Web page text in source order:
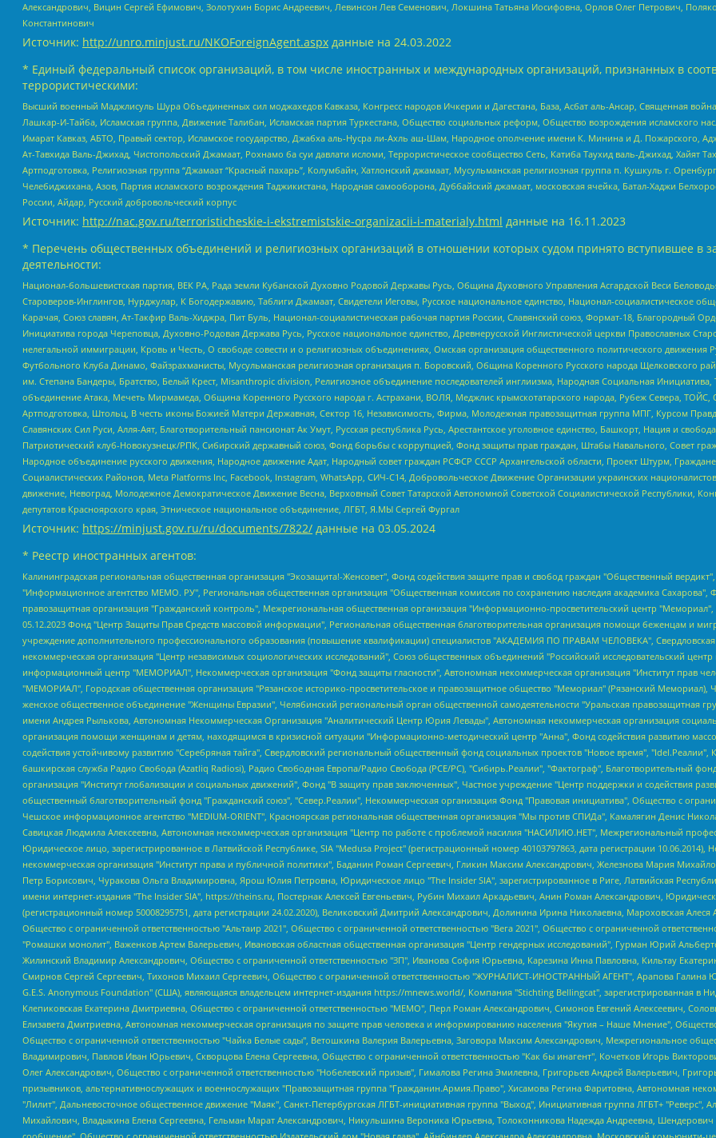
Александрович, Вицин Сергей Ефимович, Золотухин Борис Андреевич, Левинсон Лев Семенович, Локшина Татьяна Иосифовна, Орлов Олег Петрович,
Константинович
Источник: http://unro.minjust.ru/NKOForeignAgent.aspx данные на 24.03.2022
* Единый федеральный список организаций, в том числе иностранных и международных организаций, признанных в
террористическими:
Высший военный Маджлисуль Шура Объединенных сил моджахедов Кавказа, Конгресс народов Ичкерии и Дагестана, База, Асбат аль-Ансар, Священная
Лашкар-И-Тайба, Исламская группа, Движение Талибан, Исламская партия Туркестана, Общество социальных реформ, Общество возрождения исламского
Имарат Кавказ, АБТО, Правый сектор, Исламское государство, Джабха аль-Нусра ли-Ахль аш-Шам, Народное ополчение имени К. Минина и Д. Пожарского,
Ат-Тавхида Валь-Джихад, Чистопольский Джамаат, Рохнамо ба суи давлати исломи, Террористическое сообщество Сеть, Катиба Таухид валь-Джихад,
Артподготовка, Религиозная группа “Джамаат “Красный пахарь”, Колумбайн, Хатлонский джамаат, Мусульманская религиозная группа п. Кушкуль г.
Челебиджихана, Азов, Партия исламского возрождения Таджикистана, Народная самооборона, Дуббайский джамаат, московская ячейка, Батал-Хаджи
России, Айдар, Русский добровольческий корпус
Источник: http://nac.gov.ru/terroristicheskie-i-ekstremistskie-organizacii-i-materialy.html данные на 16.11.2023
* Перечень общественных объединений и религиозных организаций в отношении которых судом принято вступившее в
деятельности:
Национал-большевистская партия, ВЕК РА, Рада земли Кубанской Духовно Родовой Державы Русь, Община Духовного Управления Асгардской Веси
Староверов-Инглингов, Нурджулар, К Богодержавию, Таблиги Джамаат, Свидетели Иеговы, Русское национальное единство, Национал-социалистическое
Карачая, Союз славян, Ат-Такфир Валь-Хиджра, Пит Буль, Национал-социалистическая рабочая партия России, Славянский союз, Формат-18, Благородный
Инициатива города Череповца, Духовно-Родовая Держава Русь, Русское национальное единство, Древнерусской Инглистической церкви Православных
нелегальной иммиграции, Кровь и Честь, О свободе совести и о религиозных объединениях, Омская организация общественного политического движения
Футбольного Клуба Динамо, Файзрахманисты, Мусульманская религиозная организация п. Боровский, Община Коренного Русского народа Щелковского
им. Степана Бандеры, Братство, Белый Крест, Misanthropic division, Религиозное объединение последователей инглиизма, Народная Социальная
объединение Атака, Мечеть Мирмамеда, Община Коренного Русского народа г. Астрахани, ВОЛЯ, Меджлис крымскотатарского народа, Рубеж Севера, ТОЙС,
Артподготовка, Штольц, В честь иконы Божией Матери Державная, Сектор 16, Независимость, Фирма, Молодежная правозащитная группа МПГ, Курсом
Славянских Сил Руси, Алля-Аят, Благотворительный пансионат Ак Умут, Русская республика Русь, Арестантское уголовное единство, Башкорт, Нация и
Патриотический клуб-Новокузнецк/РПК, Сибирский державный союз, Фонд борьбы с коррупцией, Фонд защиты прав граждан, Штабы Навального, Совет
Народное объединение русского движения, Народное движение Адат, Народный совет граждан РСФСР СССР Архангельской области, Проект Штурм,
Социалистических Районов, Meta Platforms Inc, Facebook, Instagram, WhatsApp, СИЧ-С14, Добровольческое Движение Организации украинских
движение, Невоград, Молодежное Демократическое Движение Весна, Верховный Совет Татарской Автономной Советской Социалистической Республики,
депутатов Красноярского края, Этническое национальное объединение, ЛГБТ, Я.МЫ Сергей Фургал
Источник: https://minjust.gov.ru/ru/documents/7822/ данные на 03.05.2024
* Реестр иностранных агентов:
Калининградская региональная общественная организация "Экозащита!-Женсовет", Фонд содействия защите прав и свобод граждан "Общественный вердикт", Фонд "Институт Развития Свободы Информации", Частное учреждение "Информационное агентство МЕМО. РУ", Региональная общественная организация "Общественная комиссия по сохранению наследия академика Сахарова", Фонд поддержки свободы прессы, Санкт-Петербургская общественная правозащитная организация "Гражданский контроль", Межрегиональная общественная организация "Информационно-просветительский центр "Мемориал", Региональный Фонд "Центр Защиты Прав Средств Массовой Информации", с 05.12.2023 Фонд "Центр Защиты Прав Средств массовой информации", Региональная общественная благотворительная организация помощи беженцам и мигрантам "Гражданское содействие", Негосударственное образовательное учреждение дополнительного профессионального образования (повышение квалификации) специалистов "АКАДЕМИЯ ПО ПРАВАМ ЧЕЛОВЕКА", Свердловская региональная общественная организация "Сутяжник", Автономная некоммерческая организация "Центр независимых социологических исследований", Союз общественных объединений "Российский исследовательский центр по правам человека", Региональное общественное учреждение научно-информационный центр "МЕМОРИАЛ", Некоммерческая организация "Фонд защиты гласности", Автономная некоммерческая организация "Институт прав человека", Городская общественная организация "Екатеринбургское общество "МЕМОРИАЛ", Городская общественная организация "Рязанское историко-просветительское и правозащитное общество "Мемориал" (Рязанский Мемориал), Челябинский региональный орган общественной самодеятельности – женское общественное объединение "Женщины Евразии", Челябинский региональный орган общественной самодеятельности "Уральская правозащитная группа", Фонд содействия защите здоровья и социальной справедливости имени Андрея Рылькова, Автономная Некоммерческая Организация "Аналитический Центр Юрия Левады", Автономная некоммерческая организация социальной поддержки населения "Проект Апрель", Региональная общественная организация помощи женщинам и детям, находящимся в кризисной ситуации "Информационно-методический центр "Анна", Фонд содействия развитию массовых коммуникаций и правовому просвещению "Так-так-Так", Фонд содействия устойчивому развитию "Серебряная тайга", Свердловский региональный общественный фонд социальных проектов "Новое время", "Idel.Реалии", Кавказ.Реалии, Крым.Реалии, Телеканал Настоящее Время, Татаро-башкирская служба Радио Свобода (Azatliq Radiosi), Радио Свободная Европа/Радио Свобода (PCE/PC), "Сибирь.Реалии", "Фактограф", Благотворительный фонд помощи осужденным и их семьям, Автономная некоммерческая организация "Институт глобализации и социальных движений", Фонд "В защиту прав заключенных", Частное учреждение "Центр поддержки и содействия развитию средств массовой информации", Пензенский региональный общественный благотворительный фонд "Гражданский союз", "Север.Реалии", Некоммерческая организация Фонд "Правовая инициатива", Общество с ограниченной ответственностью "Радио Свободная Европа/Радио Свобода", Чешское информационное агентство "MEDIUM-ORIENT", Красноярская региональная общественная организация "Мы против СПИДа", Камалягин Денис Николаевич, Маркелов Сергей Евгеньевич, Пономарев Лев Александрович, Савицкая Людмила Алексеевна, Автономная некоммерческая организация "Центр по работе с проблемой насилия "НАСИЛИЮ.НЕТ", Межрегиональный профессиональный союз работников здравоохранения "Альянс врачей", Юридическое лицо, зарегистрированное в Латвийской Республике, SIA "Medusa Project" (регистрационный номер 40103797863, дата регистрации 10.06.2014), Некоммерческая организация "Фонд по борьбе с коррупцией", Автономная некоммерческая организация "Институт права и публичной политики", Баданин Роман Сергеевич, Гликин Максим Александрович, Железнова Мария Михайловна, Лукьянова Юлия Сергеевна, Маетная Елизавета Витальевна, Маняхин Петр Борисович, Чуракова Ольга Владимировна, Ярош Юлия Петровна, Юридическое лицо "The Insider SIA", зарегистрированное в Риге, Латвийская Республика (дата регистрации 26.06.2015), являющееся администратором доменного имени интернет-издания "The Insider SIA", https://theins.ru, Постернак Алексей Евгеньевич, Рубин Михаил Аркадьевич, Анин Роман Александрович, Юридическое лицо Istories fonds, зарегистрированное в Латвийской Республике (регистрационный номер 50008295751, дата регистрации 24.02.2020), Великовский Дмитрий Александрович, Долинина Ирина Николаевна, Мароховская Алеся Алексеевна, Шлейнов Роман Юрьевич, Шмагун Олеся Валентиновна, Общество с ограниченной ответственностью "Альтаир 2021", Общество с ограниченной ответственностью "Вега 2021", Общество с ограниченной ответственностью "Главный редактор 2021", Общество с ограниченной ответственностью "Ромашки монолит", Важенков Артем Валерьевич, Ивановская областная общественная организация "Центр гендерных исследований", Гурман Юрий Альбертович, Медиапроект "ОВД-Инфо", Егоров Владимир Владимирович, Жилинский Владимир Александрович, Общество с ограниченной ответственностью "ЗП", Иванова София Юрьевна, Карезина Инна Павловна, Кильтау Екатерина Викторовна, Петров Алексей Викторович, Пискунов Сергей Евгеньевич, Смирнов Сергей Сергеевич, Тихонов Михаил Сергеевич, Общество с ограниченной ответственностью "ЖУРНАЛИСТ-ИНОСТРАННЫЙ АГЕНТ", Арапова Галина Юрьевна, Вольтская Татьяна Анатольевна, Американская компания "Mason G.E.S. Anonymous Foundation" (США), являющаяся владельцем интернет-издания https://mnews.world/, Компания "Stichting Bellingcat", зарегистрированная в Нидерландах (дата регистрации 11.07.2018), Захаров Андрей Вячеславович, Клепиковская Екатерина Дмитриевна, Общество с ограниченной ответственностью "МЕМО", Перл Роман Александрович, Симонов Евгений Алексеевич, Соловьева Елена Анатольевна, Сотников Даниил Владимирович, Сурначева Елизавета Дмитриевна, Автономная некоммерческая организация по защите прав человека и информированию населения "Якутия – Наше Мнение", Общество с ограниченной ответственностью "Москоу диджитал медиа", с 26.01.2023 Общество с ограниченной ответственностью "Чайка Белые сады", Ветошкина Валерия Валерьевна, Заговора Максим Александрович, Межрегиональное общественное движение "Российская ЛГБТ - сеть", Оленичев Максим Владимирович, Павлов Иван Юрьевич, Скворцова Елена Сергеевна, Общество с ограниченной ответственностью "Как бы инагент", Кочетков Игорь Викторович, Общество с ограниченной ответственностью "Честные выборы", Еланчик Олег Александрович, Общество с ограниченной ответственностью "Нобелевский призыв", Гималова Регина Эмилевна, Григорьев Андрей Валерьевич, Григорьева Алина Александровна, Ассоциация по содействию защите прав призывников, альтернативнослужащих и военнослужащих "Правозащитная группа "Гражданин.Армия.Право", Хисамова Регина Фаритовна,